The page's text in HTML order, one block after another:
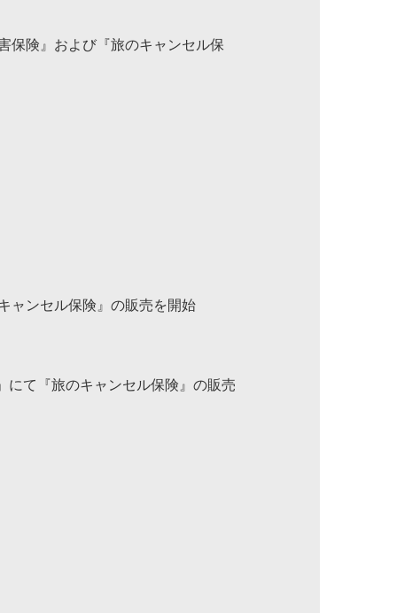
保険』および『旅のキャンセル保
ャンセル保険』の販売を開始
にて『旅のキャンセル保険』の販売